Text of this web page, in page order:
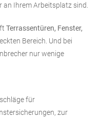
Ihrem Arbeitsplatz sind.
Terrassentüren, Fenster,
Bereich. Und bei
nur wenige
für
zur